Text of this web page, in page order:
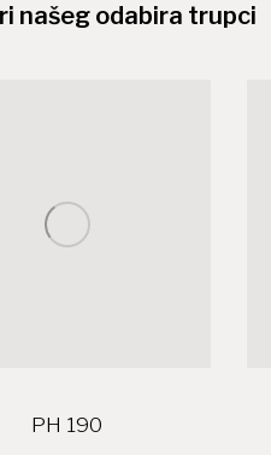
našeg odabira trupci
PH 190